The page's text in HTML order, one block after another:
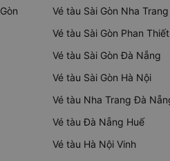
Vé tàu Sài Gòn Nha Trang
Vé tàu Sài Gòn Phan Thiết
Vé tàu Sài Gòn Đà Nẵng
Vé tàu Sài Gòn Hà Nội
Vé tàu Nha Trang Đà
Vé tàu Đà Nẵng Huế
Vé tàu Hà Nội Vinh